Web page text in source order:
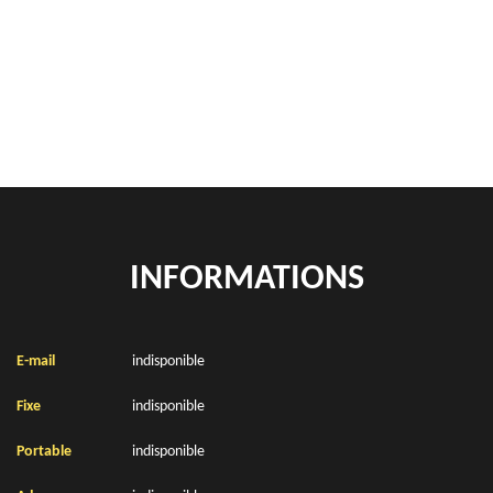
INFORMATIONS
E-mail indisponible
Fixe indisponible
Portable indisponible